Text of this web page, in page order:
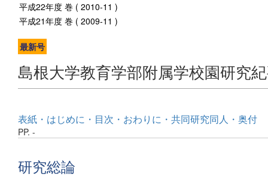
平成22年度 巻 ( 2010-11 )
平成21年度 巻 ( 2009-11 )
最新号
島根大学教育学部附属学校園研究
表紙・はじめに・目次・おわりに・共同研究同人・奥付
PP. -
研究総論